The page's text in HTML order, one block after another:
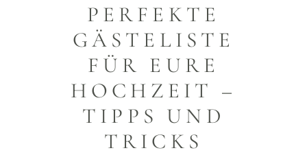
PERFEKTE
GÄSTELISTE
FÜR EURE
HOCHZEIT –
TIPPS UND
TRICKS